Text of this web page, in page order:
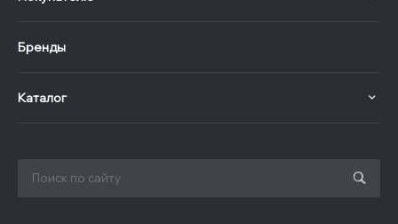
Бренды
Каталог